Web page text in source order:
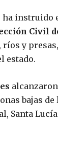
ha instruido
Civil
y
estado.
bajas
Santa